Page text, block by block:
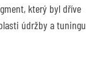
který byl dříve
údržby a tuningu